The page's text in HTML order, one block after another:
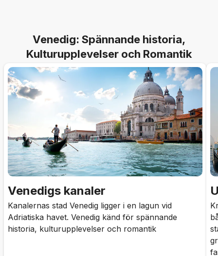
Venedig: Spännande historia,
Kulturupplevelser och Romantik
Venedigs kanaler
Kanalernas stad Venedig ligger i en lagun vid
Adriatiska havet. Venedig känd för spännande
historia, kulturupplevelser och romantik